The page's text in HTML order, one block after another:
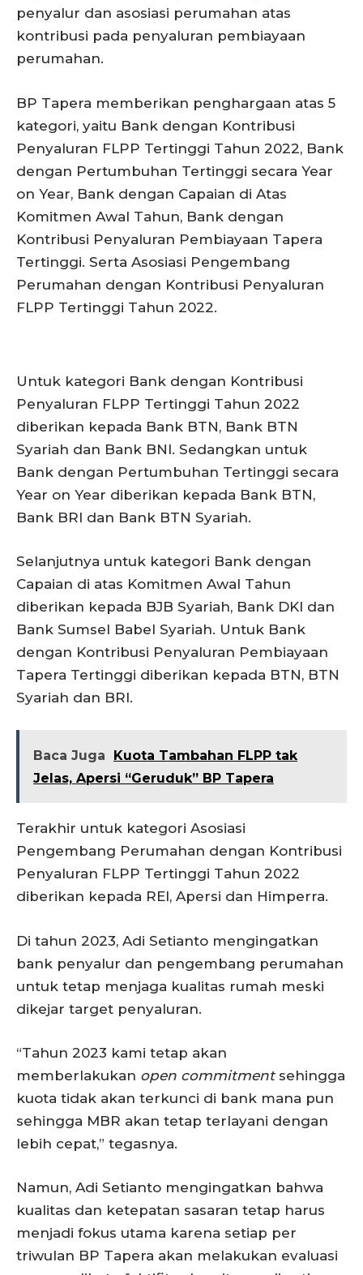
penyalur dan asosiasi perumahan atas
kontribusi pada penyaluran pembiayaan
perumahan.
BP Tapera memberikan penghargaan atas 5
kategori, yaitu Bank dengan Kontribusi
Penyaluran FLPP Tertinggi Tahun 2022, Bank
dengan Pertumbuhan Tertinggi secara Year
on Year, Bank dengan Capaian di Atas
Komitmen Awal Tahun, Bank dengan
Kontribusi Penyaluran Pembiayaan Tapera
Tertinggi. Serta Asosiasi Pengembang
Perumahan dengan Kontribusi Penyaluran
FLPP Tertinggi Tahun 2022.
Untuk kategori Bank dengan Kontribusi
Penyaluran FLPP Tertinggi Tahun 2022
diberikan kepada Bank BTN, Bank BTN
Syariah dan Bank BNI. Sedangkan untuk
Bank dengan Pertumbuhan Tertinggi secara
Year on Year diberikan kepada Bank BTN,
Bank BRI dan Bank BTN Syariah.
Selanjutnya untuk kategori Bank dengan
Capaian di atas Komitmen Awal Tahun
diberikan kepada BJB Syariah, Bank DKI dan
Bank Sumsel Babel Syariah. Untuk Bank
dengan Kontribusi Penyaluran Pembiayaan
Tapera Tertinggi diberikan kepada BTN, BTN
Syariah dan BRI.
Baca Juga
Kuota Tambahan FLPP tak
Jelas, Apersi “Geruduk” BP Tapera
Terakhir untuk kategori Asosiasi
Pengembang Perumahan dengan Kontribusi
Penyaluran FLPP Tertinggi Tahun 2022
diberikan kepada REI, Apersi dan Himperra.
Di tahun 2023, Adi Setianto mengingatkan
bank penyalur dan pengembang perumahan
untuk tetap menjaga kualitas rumah meski
dikejar target penyaluran.
“Tahun 2023 kami tetap akan
memberlakukan open commitmentsehingga
kuota tidak akan terkunci di bank mana pun
sehingga MBR akan tetap terlayani dengan
lebih cepat,” tegasnya.
Namun, Adi Setianto mengingatkan bahwa
kualitas dan ketepatan sasaran tetap harus
menjadi fokus utama karena setiap per
triwulan BP Tapera akan melakukan evaluasi